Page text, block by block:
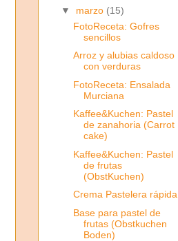
▼ marzo (15)
FotoReceta: Gofres
sencillos
Arroz y alubias caldoso
con verduras
FotoReceta: Ensalada
Murciana
Kaffee&Kuchen: Pastel
de zanahoria (Carrot
cake)
Kaffee&Kuchen: Pastel
de frutas
(ObstKuchen)
Crema Pastelera rápida
Base para pastel de
frutas (Obstkuchen
Boden)